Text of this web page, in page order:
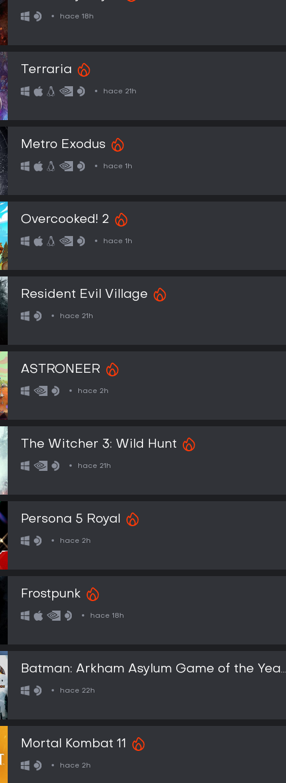
hace 18h
Terraria
hace 21h
Metro Exodus
hace 1h
Overcooked! 2
hace 1h
Resident Evil Village
hace 21h
ASTRONEER
hace 2h
The Witcher 3: Wild Hunt
hace 21h
Persona 5 Royal
hace 2h
Frostpunk
hace 18h
Batman: Arkham Asylum Game of the Year
Edition
hace 22h
Mortal Kombat 11
hace 2h